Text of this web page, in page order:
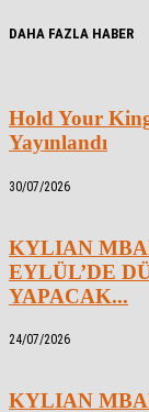
DAHA FAZLA HABER
Hold Your
Yayınlandı
30/07/2026
KYLIAN
EYLÜL’DE
YAPACAK...
24/07/2026
KYLIAN